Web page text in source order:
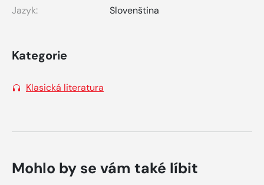
Jazyk:
Slovenština
Kategorie
Klasická literatura
Mohlo by se vám také líbit